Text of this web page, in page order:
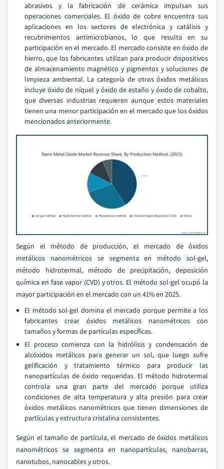
abrasivos y la fabricación de cerámica impulsan sus
operaciones comerciales. El óxido de cobre encuentra sus
aplicaciones en los sectores de electrónica y catálisis y
recubrimientos antimicrobianos, lo que resulta en su
participación en el mercado. El mercado consiste en óxido de
hierro, que los fabricantes utilizan para producir dispositivos
de almacenamiento magnético y pigmentos y soluciones de
limpieza ambiental. La categoría de otros óxidos metálicos
incluye óxido de níquel y óxido de estaño y óxido de cobalto,
que diversas industrias requieren aunque estos materiales
tienen una menor participación en el mercado que los óxidos
mencionados anteriormente.
Según el método de producción, el mercado de óxidos
metálicos nanométricos se segmenta en método sol-gel,
método hidrotermal, método de precipitación, deposición
química en fase vapor (CVD) y otros. El método sol-gel ocupó la
mayor participación en el mercado con un 41% en 2025.
El método sol-gel domina el mercado porque permite a los
fabricantes crear óxidos metálicos nanométricos con
tamaños y formas de partículas específicas.
El proceso comienza con la hidrólisis y condensación de
alcóxidos metálicos para generar un sol, que luego sufre
gelificación y tratamiento térmico para producir las
nanopartículas de óxido requeridas. El método hidrotermal
controla una gran parte del mercado porque utiliza
condiciones de alta temperatura y alta presión para crear
óxidos metálicos nanométricos que tienen dimensiones de
partículas y estructura cristalina consistentes.
Según el tamaño de partícula, el mercado de óxidos metálicos
nanométricos se segmenta en nanopartículas, nanobarras,
nanotubos, nanocables y otros.